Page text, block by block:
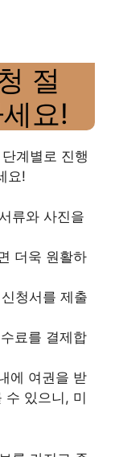
절
요!
계별로 진행
요!
류와 사진을
더욱 원활하
청서를 제출
료를 결제합
에 여권을 받
수 있으니, 미